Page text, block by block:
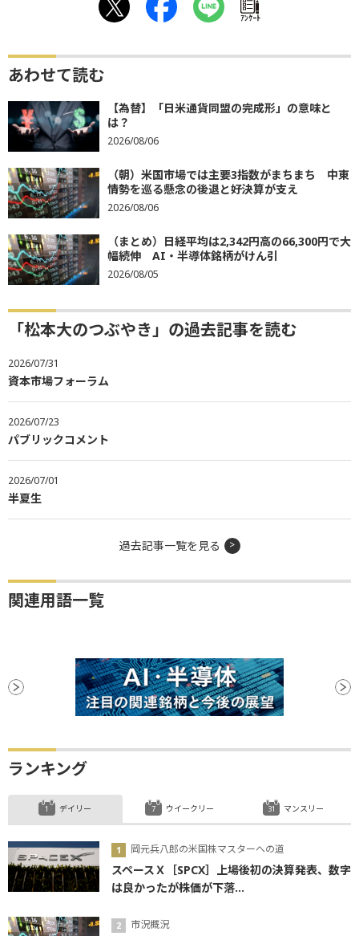
ｱﾝｹｰﾄ
あわせて読む
【為替】「日米通貨同盟の完成形」の意味と
は？
2026/08/06
（朝）米国市場では主要3指数がまちまち 中東
情勢を巡る懸念の後退と好決算が支え
2026/08/06
（まとめ）日経平均は2,342円高の66,300円で大
幅続伸 AI・半導体銘柄がけん引
2026/08/05
「松本大のつぶやき」の過去記事を読む
2026/07/31
資本市場フォーラム
2026/07/23
パブリックコメント
2026/07/01
半夏生
過去記事一覧を見る
関連用語一覧
ランキング
デイリー
岡元兵八郎の米国株マスターへの道
スペースＸ［SPCX］上場後初の決算発表、数字
は良かったが株価が下落...
市況概況
ウイークリー マンスリー